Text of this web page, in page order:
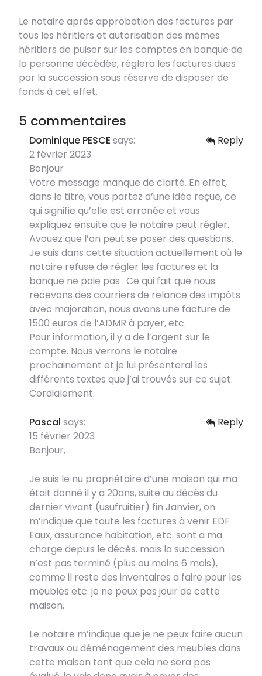
Le notaire après approbation des factures par
tous les héritiers et autorisation des mêmes
héritiers de puiser sur les comptes en banque de
la personne décédée, réglera les factures dues
par la succession sous réserve de disposer de
fonds à cet effet.
5 commentaires
Reply
Dominique PESCE says:
2 février 2023
Bonjour
Votre message manque de clarté. En effet,
dans le titre, vous partez d’une idée reçue, ce
qui signifie qu’elle est erronée et vous
expliquez ensuite que le notaire peut régler.
Avouez que l’on peut se poser des questions.
Je suis dans cette situation actuellement où le
notaire refuse de régler les factures et la
banque ne paie pas . Ce qui fait que nous
recevons des courriers de relance des impôts
avec majoration, nous avons une facture de
1500 euros de l’ADMR à payer, etc.
Pour information, il y a de l’argent sur le
compte. Nous verrons le notaire
prochainement et je lui présenterai les
différents textes que j’ai trouvés sur ce sujet.
Cordialement.
Reply
Pascal says:
15 février 2023
Bonjour,
Je suis le nu propriétaire d’une maison qui ma
était donné il y a 20ans, suite au décès du
dernier vivant (usufruitier) fin Janvier, on
m’indique que toute les factures à venir EDF
Eaux, assurance habitation, etc. sont a ma
charge depuis le décès. mais la succession
n’est pas terminé (plus ou moins 6 mois),
comme il reste des inventaires a faire pour les
meubles etc. je ne peux pas jouir de cette
maison,
Le notaire m’indique que je ne peux faire aucun
travaux ou déménagement des meubles dans
cette maison tant que cela ne sera pas